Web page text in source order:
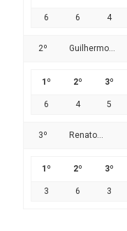
6 6 4
2º Guilhermo...
1º 2º 3º
6 4 5
3º Renato...
1º 2º 3º
3 6 3